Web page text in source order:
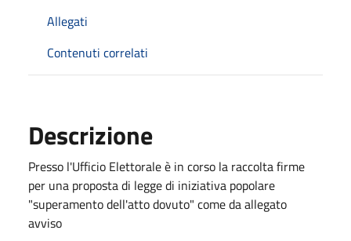
Allegati
Contenuti correlati
Descrizione
Presso l'Ufficio Elettorale è in corso la raccolta firme
per una proposta di legge di iniziativa popolare
"superamento dell'atto dovuto" come da allegato
avviso